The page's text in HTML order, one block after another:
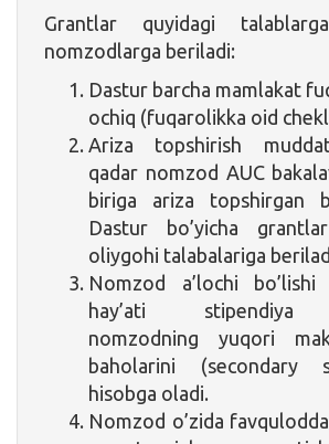
Grantlar quyidagi
nomzodlarga beriladi:
Dastur barcha mamlakat
ochiq (fuqarolikka oid
Ariza topshirish
qadar nomzod AUC
biriga ariza topshirgan
Dastur bo’yicha
oliygohi talabalariga
Nomzod a’lochi
hay’ati stipendiya
nomzodning yuqori
baholarini (secondary
hisobga oladi.
Nomzod o’zida